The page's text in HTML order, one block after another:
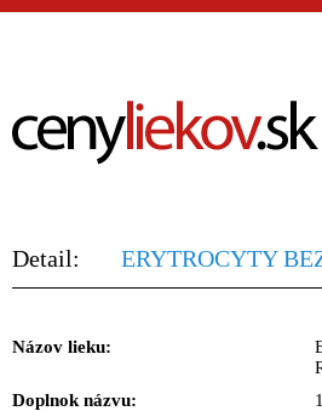
Detail: ERYTROCYTY
Názov lieku:
Doplnok názvu: